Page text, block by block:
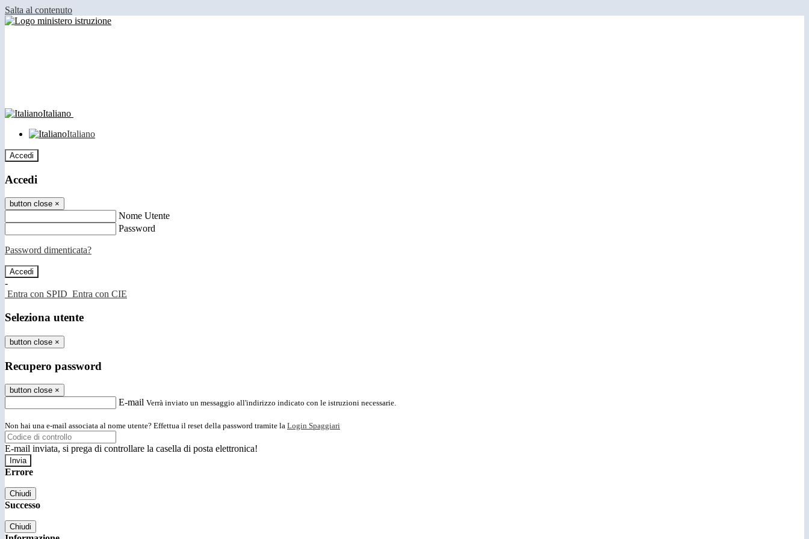
Salta al contenuto
Italiano
Italiano
Accedi
Accedi
button close ×
Nome Utente
Password
Password dimenticata?
-
Entra con SPID Entra con CIE
Seleziona utente
button close ×
Recupero password
button close ×
E-mail Verrà inviato un messaggio all'indirizzo indicato con le istruzioni necessarie.
Non hai una e-mail associata al nome utente? Effettua il reset della password tramite la Login Spaggiari
E-mail inviata, si prega di controllare la casella di posta elettronica!
Errore
Chiudi
Successo
Chiudi